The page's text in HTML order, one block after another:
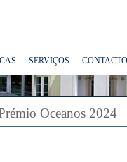
SERVIÇOS
Oceanos 2024